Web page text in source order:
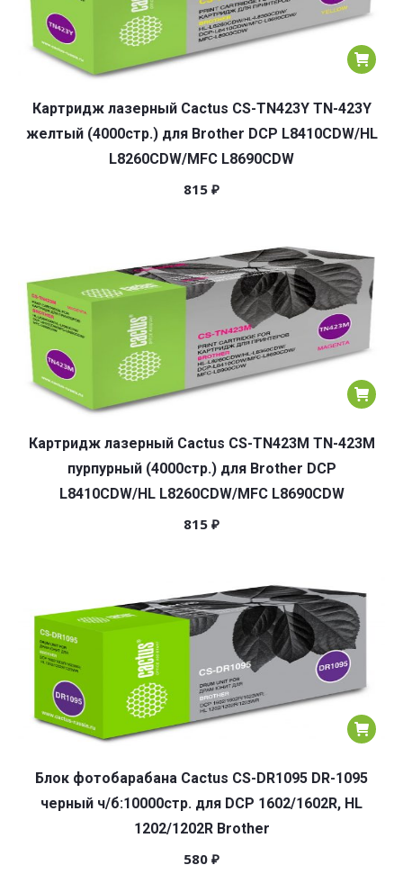
Картридж лазерный Cactus CS-TN423Y TN-423Y
желтый (4000стр.) для Brother DCP L8410CDW/HL
L8260CDW/MFC L8690CDW
815 ₽
Картридж лазерный Cactus CS-TN423M TN-423M
пурпурный (4000стр.) для Brother DCP
L8410CDW/HL L8260CDW/MFC L8690CDW
815 ₽
Блок фотобарабана Cactus CS-DR1095 DR-1095
черный ч/б:10000стр. для DCP 1602/1602R, HL
1202/1202R Brother
580 ₽